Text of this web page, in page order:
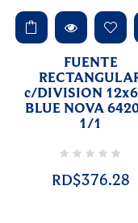
FUENTE
c/DIVISION
BLUE NOVA
1/1
RD$376.28